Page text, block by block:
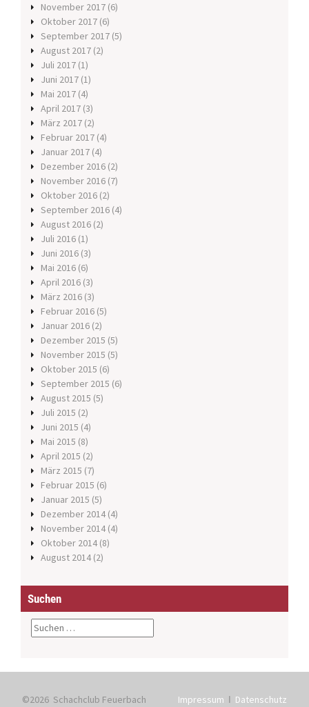
November 2017 (6)
Oktober 2017 (6)
September 2017 (5)
August 2017 (2)
Juli 2017 (1)
Juni 2017 (1)
Mai 2017 (4)
April 2017 (3)
März 2017 (2)
Februar 2017 (4)
Januar 2017 (4)
Dezember 2016 (2)
November 2016 (7)
Oktober 2016 (2)
September 2016 (4)
August 2016 (2)
Juli 2016 (1)
Juni 2016 (3)
Mai 2016 (6)
April 2016 (3)
März 2016 (3)
Februar 2016 (5)
Januar 2016 (2)
Dezember 2015 (5)
November 2015 (5)
Oktober 2015 (6)
September 2015 (6)
August 2015 (5)
Juli 2015 (2)
Juni 2015 (4)
Mai 2015 (8)
April 2015 (2)
März 2015 (7)
Februar 2015 (6)
Januar 2015 (5)
Dezember 2014 (4)
November 2014 (4)
Oktober 2014 (8)
August 2014 (2)
Suchen
S
u
n
©2026 Schachclub Feuerbach Impressum ǀ Datenschutz